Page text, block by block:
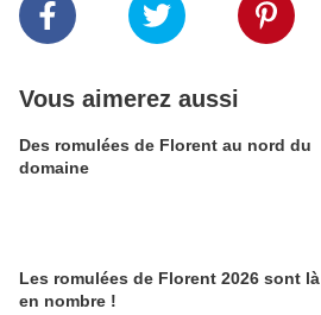
Vous aimerez aussi
Des romulées de Florent au nord du
domaine
Les romulées de Florent 2026 sont là
en nombre !